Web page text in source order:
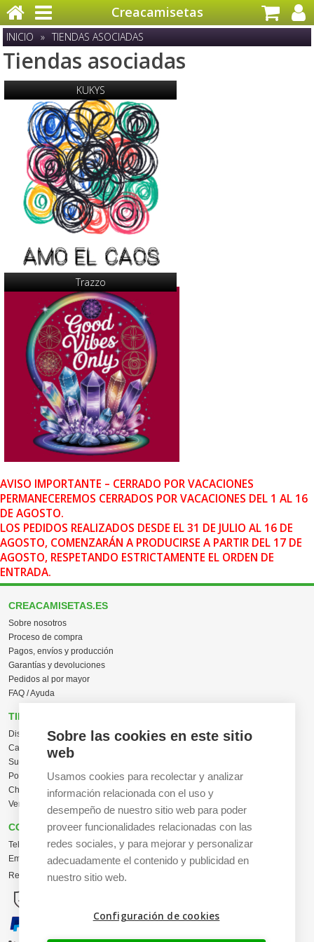
Sobre las cookies en este sitio
web
Usamos cookies para recolectar y analizar
información relacionada con el uso y
desempeño de nuestro sitio web para poder
proveer funcionalidades relacionadas con las
redes sociales, y para mejorar y personalizar
adecuadamente el contenido y publicidad en
nuestro sitio web.
Configuración de cookies
Creacamisetas
INICIO » TIENDAS ASOCIADAS
Tiendas asociadas
KUKYS
Trazzo
AVISO IMPORTANTE – CERRADO POR VACACIONES
PERMANECEREMOS CERRADOS POR VACACIONES DEL 1 AL 16
DE AGOSTO.
LOS PEDIDOS REALIZADOS DESDE EL 31 DE JULIO AL 16 DE
AGOSTO, COMENZARÁN A PRODUCIRSE A PARTIR DEL 17 DE
AGOSTO, RESPETANDO ESTRICTAMENTE EL ORDEN DE
ENTRADA.
CREACAMISETAS.ES
Sobre nosotros
Proceso de compra
Pagos, envíos y producción
Garantías y devoluciones
Pedidos al por mayor
FAQ / Ayuda
TIENDA ONLINE
Diseña en línea ahora
Camisetas personalizadas
Sudaderas personalizadas
Polos personalizados
Chaquetas Softshell
Ver todas las categorías
CONTACTO
Tel:
+34 665 617 305
Email:
info@creacamisetas.es
Registro y cupones descuento